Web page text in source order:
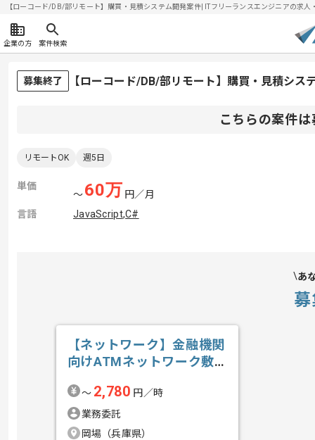
【ローコード/DB/部リモート】購買・見積システム開発案件| ITフリーランスエンジニアの求
企業の方 案件検索
募集終了 【ローコード/DB/部リモート】購買・見積シス
こちらの案件
リモートOK 週5日
単価
〜60万 円／月
言語
JavaScript,C#
あ
【ネットワーク】金融機関
向けATMネットワーク敷
〜 2,780 円／時
業務委託
岡場（兵庫県）